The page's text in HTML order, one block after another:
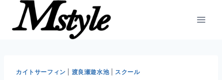
カイトサーフィン 渡良瀬遊水池| スクール